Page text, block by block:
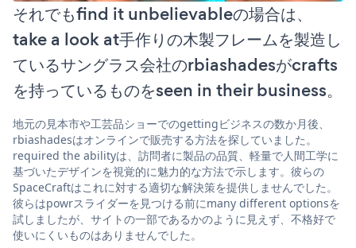
それでもfind it unbelievableの場合は、
take a look at手作りの木製フレームを製造し
ているサングラス会社のrbiashadesがcrafts
を持っているものをseen in their business。
地元の見本市や工芸品ショーでのgettingビジネスの数か月後、
rbiashadesはオンラインで販売する方法を探していました。
required the abilityは、訪問者に製品の品質、軽量で人間工学に
基づいたデザインを視覚的に魅力的な方法で示します。彼らの
SpaceCraftはこれに対する適切な解決策を提供しませんでした。
彼らはpowrスライダーを見つける前にmany different optionsを
試しましたが、サイトの一部であるかのように見えず、不格好で
使いにくいものはありませんでした。